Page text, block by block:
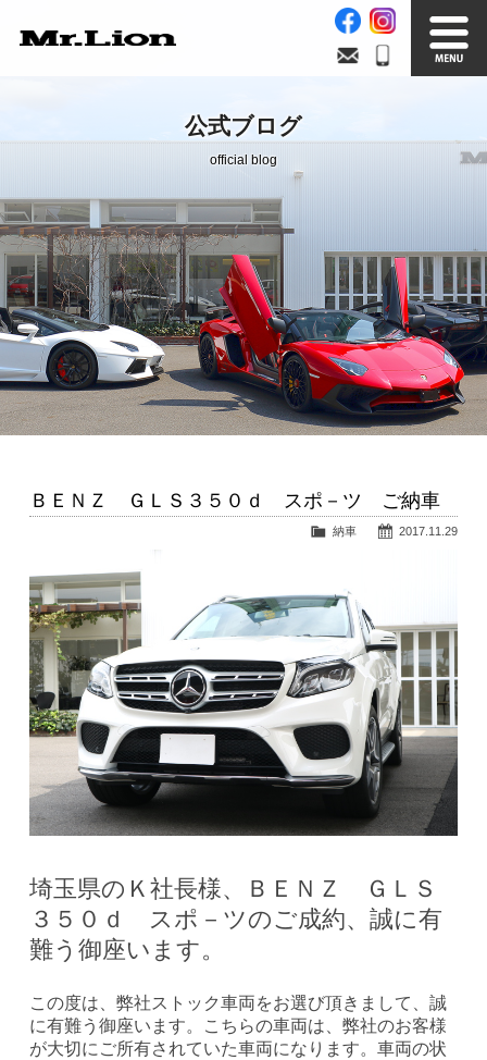
在庫車情報 買取無料査定
Factory
自社工場 サービス案内
Official Blog
公式ブログ
Company info.
会社案内
公式ブログ
official blog
ＢＥＮＺ ＧＬＳ３５０ｄ スポ－ツ ご納車
2017.11.29
納車
埼玉県のＫ社長様、ＢＥＮＺ ＧＬＳ
３５０ｄ スポ－ツのご成約、誠に有
難う御座います。
この度は、弊社ストック車両をお選び頂きまして、誠
に有難う御座います。こちらの車両は、弊社のお客様
が大切にご所有されていた車両になります。車両の状